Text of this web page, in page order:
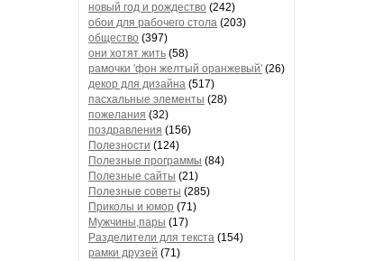
новый год и рождество (242)
обои для рабочего стола (203)
общество (397)
они хотят жить (58)
рамочки 'фон желтый оранжевый' (26)
декор для дизайна (517)
пасхальные элементы (28)
пожелания (32)
поздравления (156)
Полезности (124)
Полезные программы (84)
Полезные сайты (21)
Полезные советы (285)
Приколы и юмор (71)
Мужчины,пары (17)
Разделители для текста (154)
рамки друзей (71)